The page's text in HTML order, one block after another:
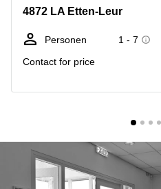
Hengelo
Hilversum
Hoofddorp
Tilburg
Zwolle
Reeuwijk
Business
Arnhem
Business
center
Hilversum
4872 LA Etten-Leur
Personen
1 - 7
Contact for price